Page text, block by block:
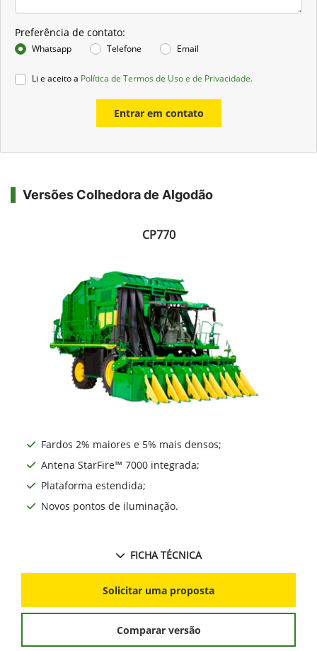
Preferência de contato:
Whatsapp Telefone Email
Li e aceito a Política de Termos de Uso e de Privacidade.
Entrar em contato
Versões Colhedora de Algodão
CP770
Fardos 2% maiores e 5% mais densos;
Antena StarFire™ 7000 integrada;
Plataforma estendida;
Novos pontos de iluminação.
FICHA TÉCNICA
Solicitar uma proposta
Comparar versão